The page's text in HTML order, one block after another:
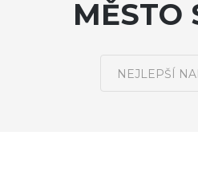
MĚSTO
NEJLEPŠÍ